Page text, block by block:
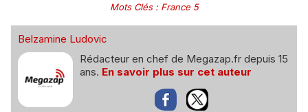
Mots Clés: France 5
Belzamine Ludovic
Rédacteur en chef de Megazap.fr depuis 15
ans. En savoir plus sur cet auteur